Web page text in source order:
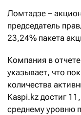
Ломтадзе –
председатель
23,24% пакета
Компания в
указывает, что
количества
Kaspi.kz достиг
среднему уровню